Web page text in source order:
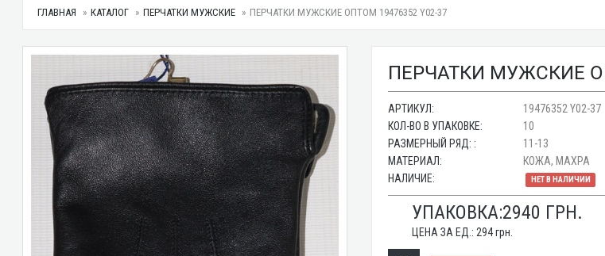
ГЛАВНАЯ КАТАЛОГ ПЕРЧАТКИ МУЖСКИЕ ПЕРЧАТКИ МУЖСКИЕ ОПТОМ 19476352 Y02-37
ПЕРЧАТКИ МУЖСКИЕ
АРТИКУЛ:
19476352 Y02-37
КОЛ-ВО В УПАКОВКЕ:
10
РАЗМЕРНЫЙ РЯД: :
11-13
МАТЕРИАЛ:
КОЖА, МАХРА
НАЛИЧИЕ:
НЕТ В НАЛИЧИИ
УПАКОВКА:2940 ГРН.
ЦЕНА ЗА ЕД.: 294грн.